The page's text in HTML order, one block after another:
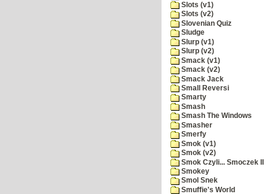
Slots (v1)
Slots (v2)
Slovenian Quiz
Sludge
Slurp (v1)
Slurp (v2)
Smack (v1)
Smack (v2)
Smack Jack
Small Reversi
Smarty
Smash
Smash The Windows
Smasher
Smerfy
Smok (v1)
Smok (v2)
Smok Czyli... Smoczek II
Smokey
Smol Snek
Smuffie's World